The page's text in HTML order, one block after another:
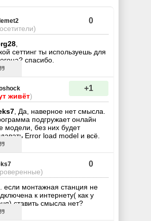
0
сеттинг ты используешь для
спасибо.
живёт)
+1
, Да, наверное нет смысла.
подгружает онлайн
модели, без них будет
Error load model и всё.
0
если монтажная станция не
к интернету( как у
ставить смысла нет?